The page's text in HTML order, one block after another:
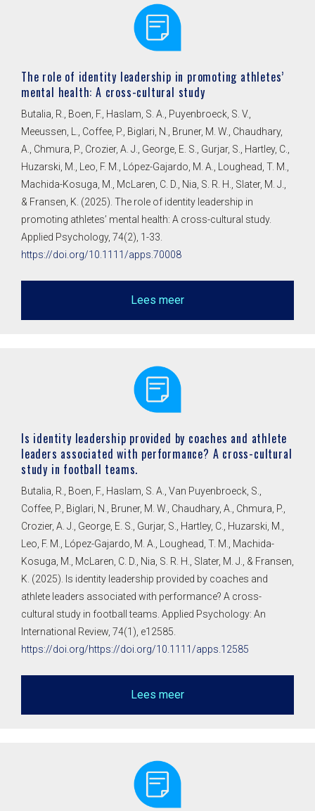
The role of identity leadership in promoting athletes’
mental health: A cross-cultural study
Butalia, R., Boen, F., Haslam, S. A., Puyenbroeck, S. V.,
Meeussen, L., Coffee, P., Biglari, N., Bruner, M. W., Chaudhary,
A., Chmura, P., Crozier, A. J., George, E. S., Gurjar, S., Hartley, C.,
Huzarski, M., Leo, F. M., López-Gajardo, M. A., Loughead, T. M.,
Machida-Kosuga, M., McLaren, C. D., Nia, S. R. H., Slater, M. J.,
& Fransen, K. (2025). The role of identity leadership in
promoting athletes’ mental health: A cross-cultural study.
Applied Psychology, 74(2), 1-33.
https://doi.org/10.1111/apps.70008
Lees meer
Is identity leadership provided by coaches and athlete
leaders associated with performance? A cross-cultural
study in football teams.
Butalia, R., Boen, F., Haslam, S. A., Van Puyenbroeck, S.,
Coffee, P., Biglari, N., Bruner, M. W., Chaudhary, A., Chmura, P.,
Crozier, A. J., George, E. S., Gurjar, S., Hartley, C., Huzarski, M.,
Leo, F. M., López-Gajardo, M. A., Loughead, T. M., Machida-
Kosuga, M., McLaren, C. D., Nia, S. R. H., Slater, M. J., & Fransen,
K. (2025). Is identity leadership provided by coaches and
athlete leaders associated with performance? A cross-
cultural study in football teams. Applied Psychology: An
International Review, 74(1), e12585.
https://doi.org/https://doi.org/10.1111/apps.12585
Lees meer